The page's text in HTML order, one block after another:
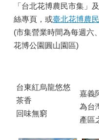
「台北花博農民市集」
絲專頁，或臺北花博農
(市集營業時間為每週六
花博公園圓山園區)
台東紅烏龍悠悠
茶香
回味無窮
嘉義
為台
產區